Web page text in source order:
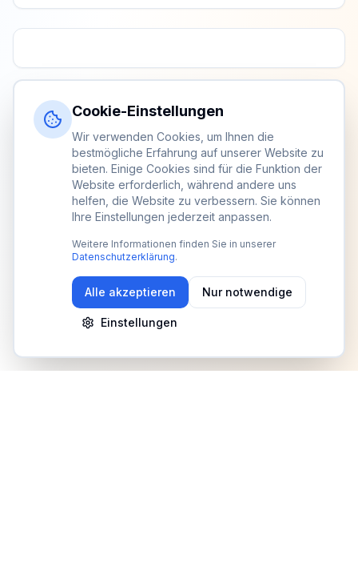
Cookie-Einstellungen
Wir verwenden Cookies, um Ihnen die
bestmögliche Erfahrung auf unserer Website zu
bieten. Einige Cookies sind für die Funktion der
Website erforderlich, während andere uns
helfen, die Website zu verbessern. Sie können
Ihre Einstellungen jederzeit anpassen.
Weitere Informationen finden Sie in unserer
Datenschutzerklärung.
Alle akzeptieren Nur notwendige
Einstellungen